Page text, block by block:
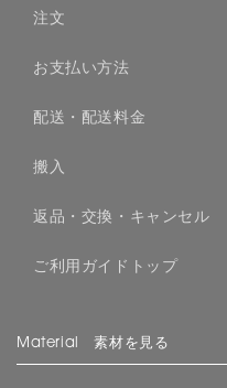
注文
お支払い方法
配送・配送料金
搬入
返品・交換・キャンセル
ご利用ガイドトップ
Material 素材を見る